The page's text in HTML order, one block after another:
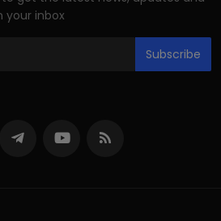
your inbox
Subscribe